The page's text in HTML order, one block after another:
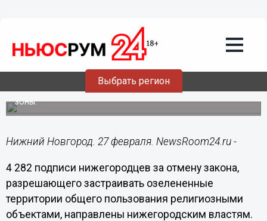
Выбрать регион
Нижегородцы выступили за запрет
строительства в зеленых зонах
Нижегородским властям направлено 4 282 подписи за
отмену закона разрешающего застраивать зеленые
зоны.
Нижний Новгород. 27 февраля. NewsRoom24.ru -
4 282 подписи нижегородцев за отмену закона,
разрешающего застраивать озелененные
территории общего пользования религиозными
объектами, направлены нижегородским властям.